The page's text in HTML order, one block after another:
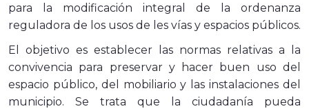
para la modificación integral de la ordenanza
reguladora de los usos de les vías y espacios públicos.
El objetivo es establecer las normas relativas a la
convivencia para preservar y hacer buen uso del
espacio público, del mobiliario y las instalaciones del
municipio. Se trata que la ciudadanía pueda